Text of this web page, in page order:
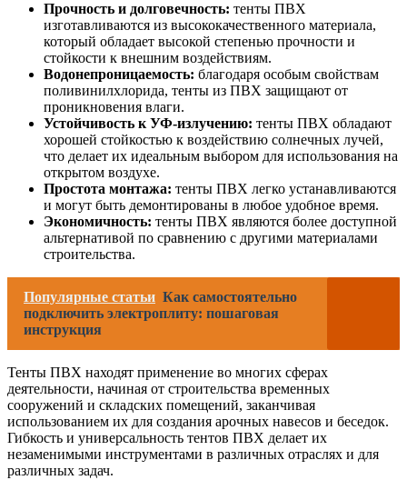
Прочность и долговечность: тенты ПВХ
изготавливаются из высококачественного материала,
который обладает высокой степенью прочности и
стойкости к внешним воздействиям.
Водонепроницаемость: благодаря особым свойствам
поливинилхлорида, тенты из ПВХ защищают от
проникновения влаги.
Устойчивость к УФ-излучению: тенты ПВХ обладают
хорошей стойкостью к воздействию солнечных лучей,
что делает их идеальным выбором для использования на
открытом воздухе.
Простота монтажа: тенты ПВХ легко устанавливаются
и могут быть демонтированы в любое удобное время.
Экономичность: тенты ПВХ являются более доступной
альтернативой по сравнению с другими материалами
строительства.
Популярные статьи Как самостоятельно
подключить электроплиту: пошаговая
инструкция
Тенты ПВХ находят применение во многих сферах
деятельности, начиная от строительства временных
сооружений и складских помещений, заканчивая
использованием их для создания арочных навесов и беседок.
Гибкость и универсальность тентов ПВХ делает их
незаменимыми инструментами в различных отраслях и для
различных задач.